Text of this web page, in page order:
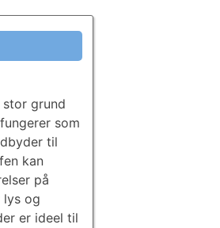
grund
som
til
kan
på
lys og
er ideel til